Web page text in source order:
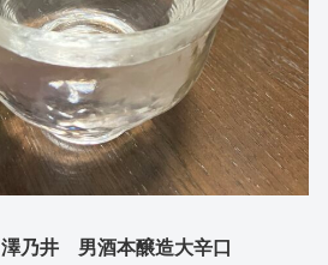
澤乃井 男酒本醸造大辛口